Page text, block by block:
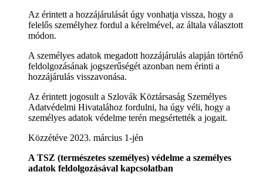
Az érintett a hozzájárulását úgy vonhatja vissza, hogy a
felelős személyhez fordul a kérelmével, az általa választott
módon.
A személyes adatok megadott hozzájárulás alapján történő
feldolgozásának jogszerűségét azonban nem érinti a
hozzájárulás visszavonása.
Az érintett jogosult a Szlovák Köztársaság Személyes
Adatvédelmi Hivatalához fordulni, ha úgy véli, hogy a
személyes adatok védelme terén megsértették a jogait.
Közzétéve 2023. március 1-jén
A TSZ (természetes személyes) védelme a személyes
adatok feldolgozásával kapcsolatban